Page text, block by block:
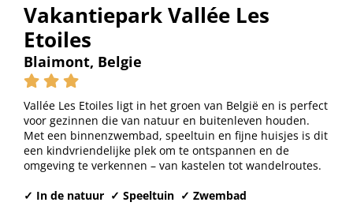
Vakantiepark Vallée Les
Etoiles
Blaimont, Belgie
Vallée Les Etoiles ligt in het groen van België en is perfect
voor gezinnen die van natuur en buitenleven houden.
Met een binnenzwembad, speeltuin en fijne huisjes is dit
een kindvriendelijke plek om te ontspannen en de
omgeving te verkennen – van kastelen tot wandelroutes.
✓ In de natuur ✓ Speeltuin ✓ Zwembad